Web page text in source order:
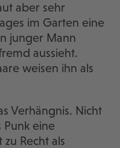
aber sehr
im Garten eine
junger Mann
aussieht.
weisen ihn als
Verhängnis. Nicht
Punk eine
Recht als